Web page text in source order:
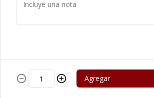
Agregar